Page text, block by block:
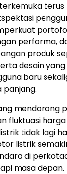
performa,
produk
desain
baru
panjang.
mendorong
fluktuasi
tidak lagi
listrik
di
masa depan.